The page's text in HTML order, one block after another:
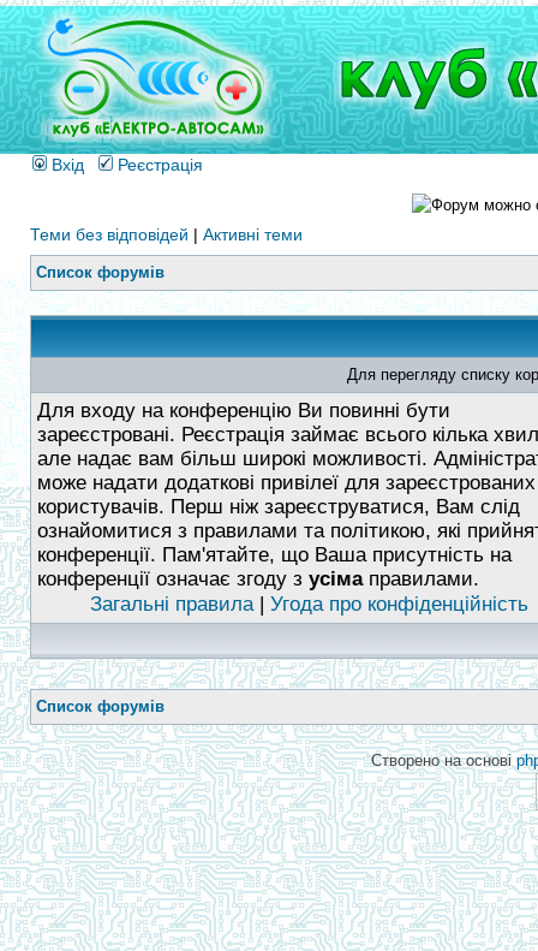
Вхід Реєстрація
Теми без відповідей | Активні теми
Список форумів
Для перегляду списку
Для входу на конференцію Ви повинні бути
зареєстровані. Реєстрація займає всього кілька
але надає вам більш широкі можливості.
може надати додаткові привілеї для зареєстрованих
користувачів. Перш ніж зареєструватися, Вам слід
ознайомитися з правилами та політикою, які
конференції. Пам'ятайте, що Ваша присутність на
конференції означає згоду з усімаправилами.
Загальні правила| Угода про конфіденційність
Список форумів
Створено на основі